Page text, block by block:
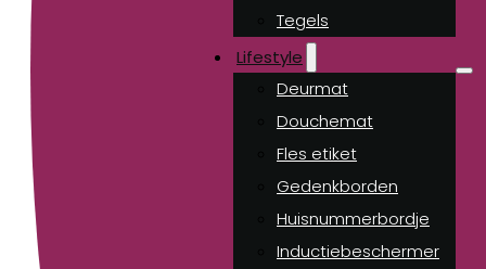
Tegels
Lifestyle
Deurmat
Douchemat
Fles etiket
Gedenkborden
Huisnummerbordje
Inductiebeschermer